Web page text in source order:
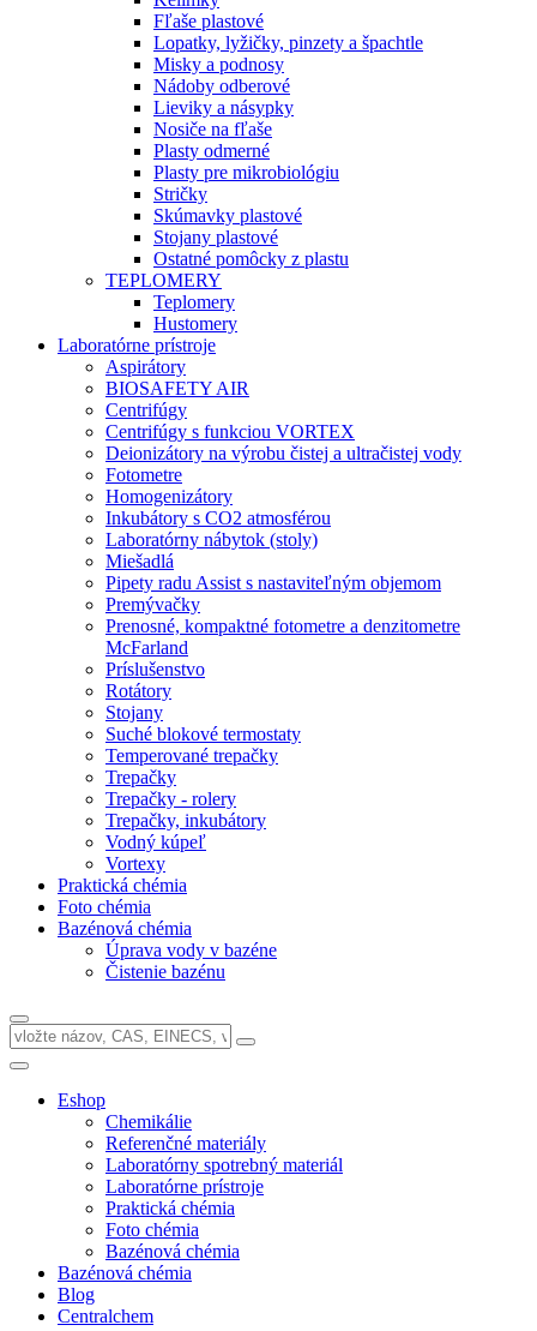
Fľaše plastové
Lopatky, lyžičky, pinzety a špachtle
Misky a podnosy
Nádoby odberové
Lieviky a násypky
Nosiče na fľaše
Plasty odmerné
Plasty pre mikrobiológiu
Stričky
Skúmavky plastové
Stojany plastové
Ostatné pomôcky z plastu
TEPLOMERY
Teplomery
Hustomery
Laboratórne prístroje
Aspirátory
BIOSAFETY AIR
Centrifúgy
Centrifúgy s funkciou VORTEX
Deionizátory na výrobu čistej a ultračistej vody
Fotometre
Homogenizátory
Inkubátory s CO2 atmosférou
Laboratórny nábytok (stoly)
Miešadlá
Pipety radu Assist s nastaviteľným objemom
Premývačky
Prenosné, kompaktné fotometre a denzitometre
McFarland
Príslušenstvo
Rotátory
Stojany
Suché blokové termostaty
Temperované trepačky
Trepačky
Trepačky - rolery
Trepačky, inkubátory
Vodný kúpeľ
Vortexy
Praktická chémia
Foto chémia
Bazénová chémia
Úprava vody v bazéne
Čistenie bazénu
Eshop
Chemikálie
Referenčné materiály
Laboratórny spotrebný materiál
Laboratórne prístroje
Praktická chémia
Foto chémia
Bazénová chémia
Bazénová chémia
Blog
Centralchem